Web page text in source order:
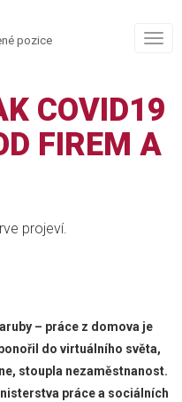
pozice
COVID19
FIREM A
projeví.
– práce z domova je
do virtuálního světa,
stoupla nezaměstnanost.
práce a sociálních